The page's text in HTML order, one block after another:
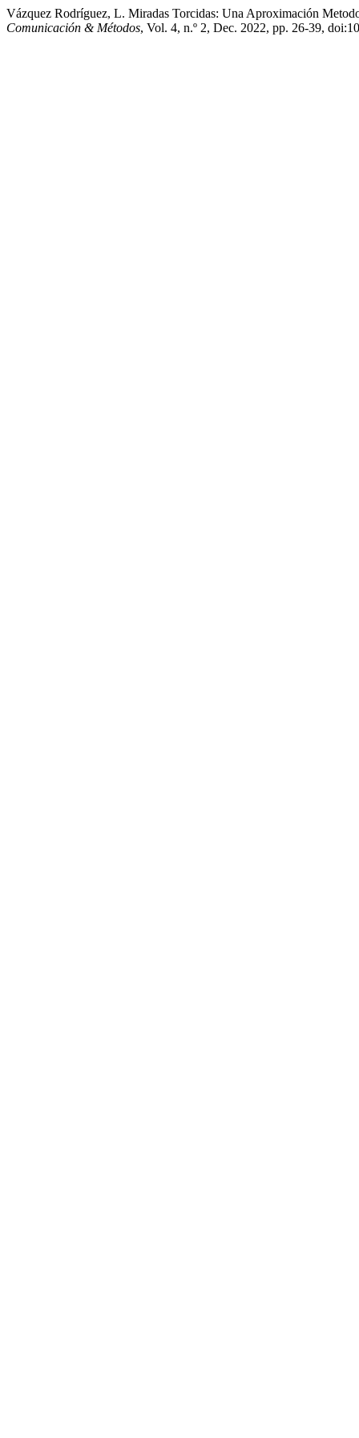
Vázquez Rodríguez, L. Miradas Torcidas: Una Aproximación
Comunicación & Métodos, Vol. 4, n.º 2, Dec. 2022, pp. 26-39,